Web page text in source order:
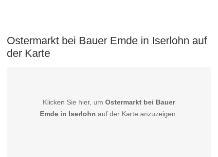
Ostermarkt bei Bauer Emde in Iserlohn auf
der Karte
Klicken Sie hier, um Ostermarkt bei Bauer
Emde in Iserlohn auf der Karte anzuzeigen.